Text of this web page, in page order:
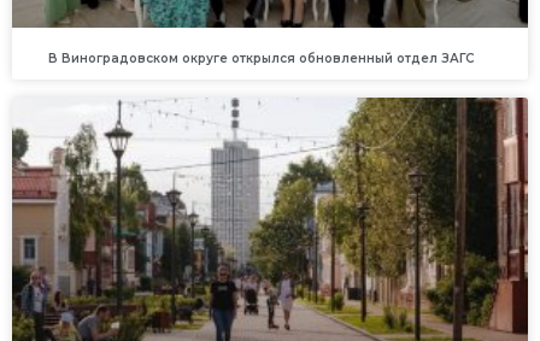
В Виноградовском округе открылся обновленный отдел ЗАГС